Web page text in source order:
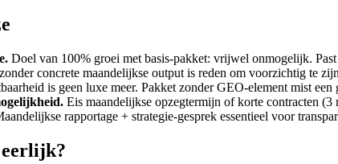
Doel van 100% groei met basis-pakket: vrijwel onmogelijk.
concrete maandelijkse output is reden om voorzichtig te
is geen luxe meer. Pakket zonder GEO-element mist een
Eis maandelijkse opzegtermijn of korte contracten
rapportage + strategie-gesprek essentieel voor